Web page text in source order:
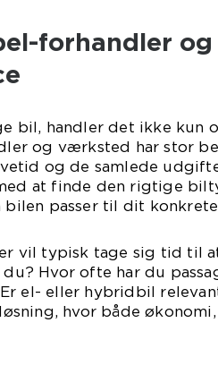
forhandler
bil, handler det ikke kun
og værksted har stor
og de samlede
at finde den rigtige
bilen passer til dit
vil typisk tage sig tid til
Hvor ofte har du
el- eller hybridbil
hvor både